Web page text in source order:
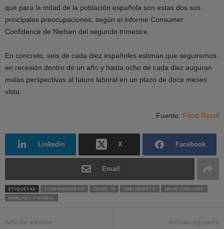
que para la mitad de la población española son estas dos sus
principales preocupaciones, según el informe Consumer
Confidence de Nielsen del segundo trimestre.
En concreto, seis de cada diez españoles estiman que seguiremos
en recesión dentro de un año y hasta ocho de cada diez auguran
malas perspectivas al futuro laboral en un plazo de doce meses
vista.
Fuente: Food Retail
Linkedin X Facebook
Email
ETIQUETAS CONFINAMIENTO COVID-19 CRECIMIENTO
GRAN CONSUMO
MERCADO ESPAÑOL
Artículo anterior Artículo siguiente